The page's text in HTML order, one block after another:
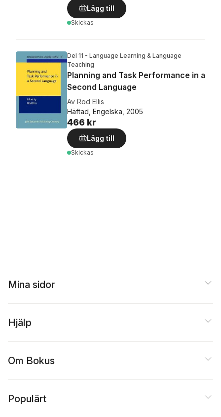
Lägg till
Skickas
Del 11 - Language Learning & Language
Teaching
Planning and Task Performance in a
Second Language
Av Rod Ellis
Häftad, Engelska, 2005
466 kr
Lägg till
Skickas
Mina sidor
Hjälp
Om Bokus
Populärt